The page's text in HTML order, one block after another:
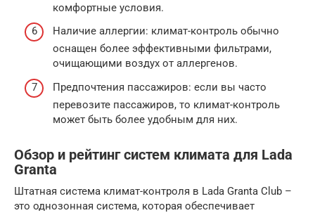
комфортные условия.
Наличие аллергии: климат-контроль обычно
оснащен более эффективными фильтрами,
очищающими воздух от аллергенов.
Предпочтения пассажиров: если вы часто
перевозите пассажиров, то климат-контроль
может быть более удобным для них.
Обзор и рейтинг систем климата для Lada
Granta
Штатная система климат-контроля в Lada Granta Club –
это однозонная система, которая обеспечивает